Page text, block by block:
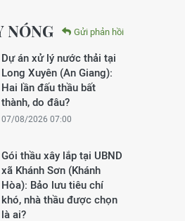
NÓNG Gửi phản hồi
Dự án xử lý nước thải tại
Long Xuyên (An Giang):
Hai lần đấu thầu bất
thành, do đâu?
07/08/2026 07:00
Gói thầu xây lắp tại UBND
xã Khánh Sơn (Khánh
Hòa): Bảo lưu tiêu chí
khó, nhà thầu được chọn
là ai?